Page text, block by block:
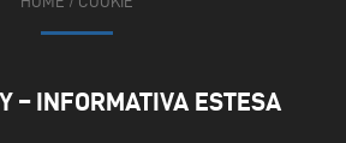
– INFORMATIVA ESTESA